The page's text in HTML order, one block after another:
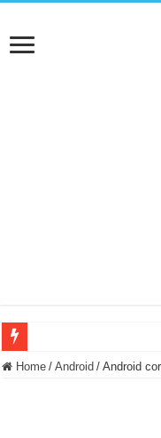
BASTA FATICARE! Questo
Home / Android / Android